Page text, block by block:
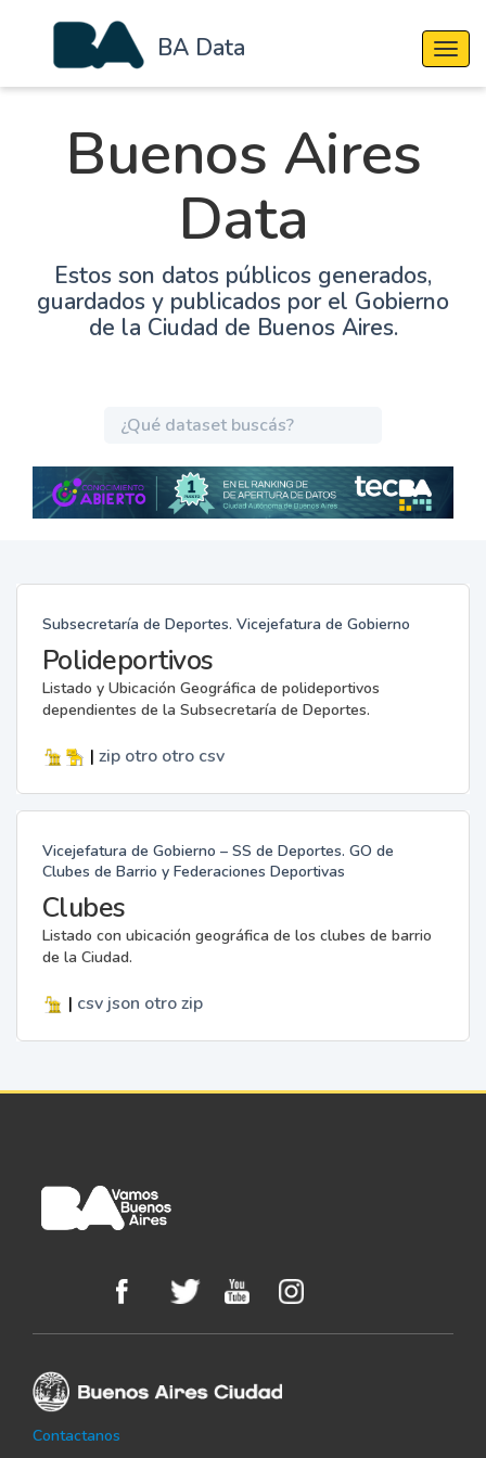
BA Data
Buenos Aires
Data
Estos son datos públicos generados,
guardados y publicados por el Gobierno
de la Ciudad de Buenos Aires.
Subsecretaría de Deportes. Vicejefatura de Gobierno
Polideportivos
Listado y Ubicación Geográfica de polideportivos
dependientes de la Subsecretaría de Deportes.
| zip otro otro csv
Vicejefatura de Gobierno – SS de Deportes. GO de
Clubes de Barrio y Federaciones Deportivas
Clubes
Listado con ubicación geográfica de los clubes de barrio
de la Ciudad.
| csv json otro zip
Contactanos